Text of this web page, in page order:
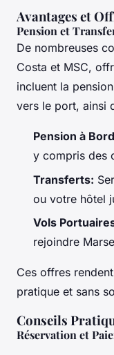
Avantages et
Pension et
De nombreuses
Costa et MSC,
incluent la
vers le port, ainsi
Pension à
y compris des
Transferts:
ou votre hôtel
Vols
rejoindre
Ces offres
pratique et sans
Conseils
Réservation et